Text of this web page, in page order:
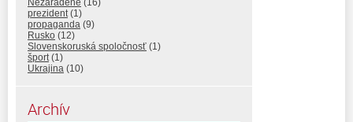
prezident (1)
propaganda (9)
Rusko (12)
Slovenskoruská spoločnosť (1)
šport (1)
Ukrajina (10)
Archív